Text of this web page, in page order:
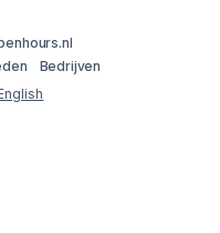
Bedrijven